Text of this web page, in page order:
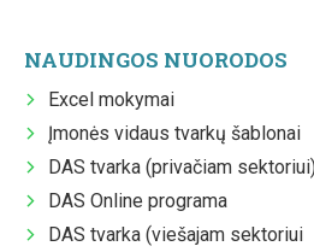
NAUDINGOS NUORODOS
Excel mokymai
Įmonės vidaus tvarkų šablonai
DAS tvarka (privačiam
DAS Online programa
DAS tvarka (viešajam sektoriui